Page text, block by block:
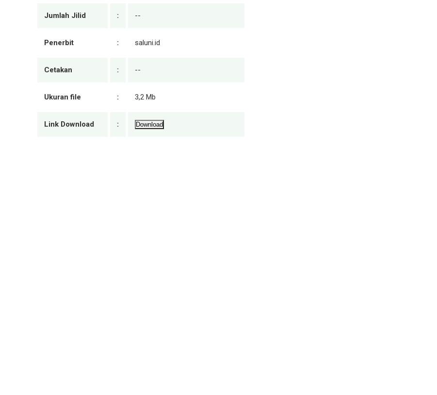
Jumlah Jilid : --
Penerbit : saluni.id
Cetakan : --
Ukuran file : 3,2 Mb
Link Download : Download